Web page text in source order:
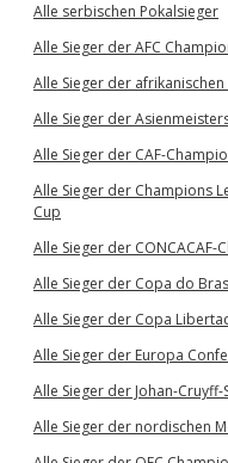
Alle serbischen Pokalsieger
Alle Sieger der AFC
Alle Sieger der
Alle Sieger der
Alle Sieger der CAF-
Alle Sieger der Champions
Cup
Alle Sieger der CONCACAF-
Alle Sieger der Copa do
Alle Sieger der Copa
Alle Sieger der Europa
Alle Sieger der Johan-Cruyff-
Alle Sieger der nordischen